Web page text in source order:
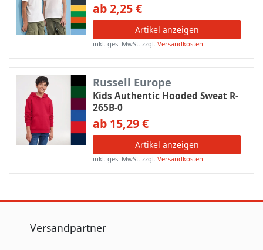
ab 2,25 €
Artikel anzeigen
inkl. ges. MwSt. zzgl.Versandkosten
Russell Europe
Kids Authentic Hooded Sweat R-
265B-0
ab 15,29 €
Artikel anzeigen
inkl. ges. MwSt. zzgl.Versandkosten
Versandpartner